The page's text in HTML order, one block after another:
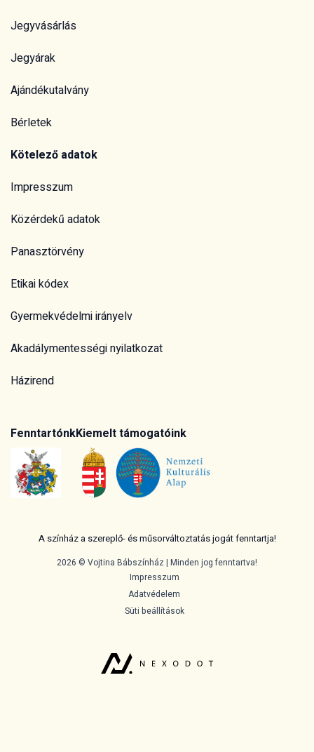
Jegyvásárlás
Jegyárak
Ajándékutalvány
Bérletek
Kötelező adatok
Impresszum
Közérdekű adatok
Panasztörvény
Etikai kódex
Gyermekvédelmi irányelv
Akadálymentességi nyilatkozat
Házirend
FenntartónkKiemelt támogatóink
A színház a szereplő- és műsorváltoztatás jogát fenntartja!
2026 © Vojtina Bábszínház | Minden jog fenntartva!
Impresszum
Adatvédelem
Süti beállítások